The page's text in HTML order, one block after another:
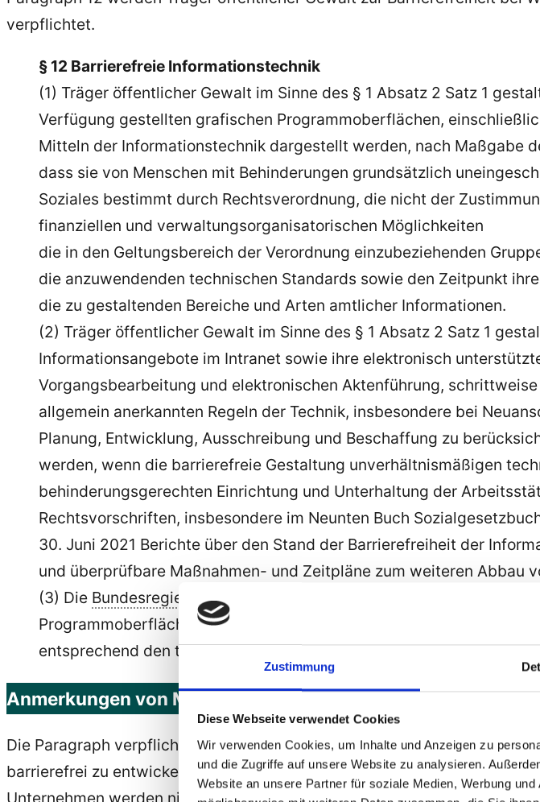
Zustimmung
Diese Webseite verwendet Cookies
Wir verwenden Cookies, um Inhalte und Anzeigen zu
und die Zugriffe auf unsere Website zu analysieren.
Website an unsere Partner für soziale Medien, Werbung
verpflichtet.
§ 12 Barrierefreie Informationstechnik
(1) Träger öffentlicher Gewalt im Sinne des § 1 Absatz 2 Satz 1
Verfügung gestellten grafischen Programmoberflächen,
Mitteln der Informationstechnik dargestellt werden, nach Maßgabe
dass sie von Menschen mit Behinderungen grundsätzlich
Soziales bestimmt durch Rechtsverordnung, die nicht der
finanziellen und verwaltungsorganisatorischen Möglichkeiten
die in den Geltungsbereich der Verordnung einzubeziehenden
die anzuwendenden technischen Standards sowie den Zeitpunkt
die zu gestaltenden Bereiche und Arten amtlicher Informationen.
(2) Träger öffentlicher Gewalt im Sinne des § 1 Absatz 2 Satz 1
Informationsangebote im Intranet sowie ihre elektronisch
Vorgangsbearbeitung und elektronischen Aktenführung,
allgemein anerkannten Regeln der Technik, insbesondere bei
Planung, Entwicklung, Ausschreibung und Beschaffung zu
werden, wenn die barrierefreie Gestaltung unverhältnismäßigen
behinderungsgerechten Einrichtung und Unterhaltung der
Rechtsvorschriften, insbesondere im Neunten Buch
30. Juni 2021 Berichte über den Stand der Barrierefreiheit der
und überprüfbare Maßnahmen- und Zeitpläne zum weiteren Abbau
(3) Die Bundesregierungwirkt darauf hin, dass auch
Programmoberflächen, die mit Mitteln der Informationstechnik
entsprechend den technischen Standards nach Absatz 1 gestalten.
Anmerkungen von Markus
Die Paragraph verpflichtet Gemeindeverwaltungen, Landratsämter,
barrierefrei zu entwickeln.